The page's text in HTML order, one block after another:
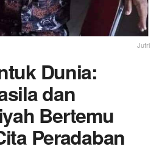
Jufri
Dunia:
dan
Bertemu
Peradaban